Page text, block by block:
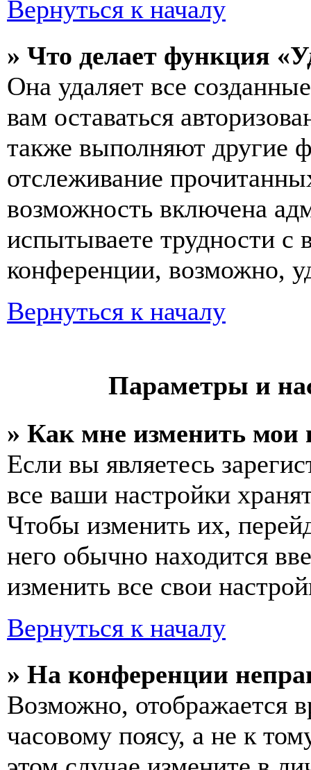
Вернуться к началу
» Что делает функция
Она удаляет все
вам оставаться
также выполняют другие
отслеживание
возможность включена
испытываете трудности с
конференции, возможно,
Вернуться к началу
Параметры и
» Как мне изменить мои
Если вы являетесь
все ваши настройки
Чтобы изменить их,
него обычно находится
изменить все свои
Вернуться к началу
» На конференции
Возможно, отображается
часовому поясу, а не к